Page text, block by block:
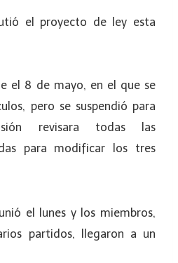
el proyecto de ley esta
el 8 de mayo, en el que se
pero se suspendió para
revisara todas las
para modificar los tres
el lunes y los miembros,
partidos, llegaron a un